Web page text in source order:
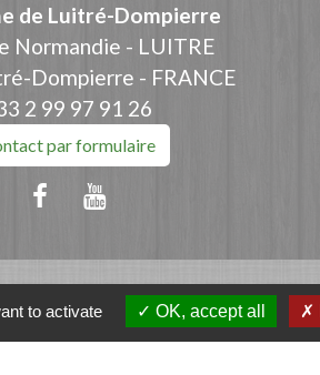
de Luitré-Dompierre
Normandie - LUITRE
Dompierre - FRANCE
2 99 97 91 26
par formulaire
to activate OK, accept all